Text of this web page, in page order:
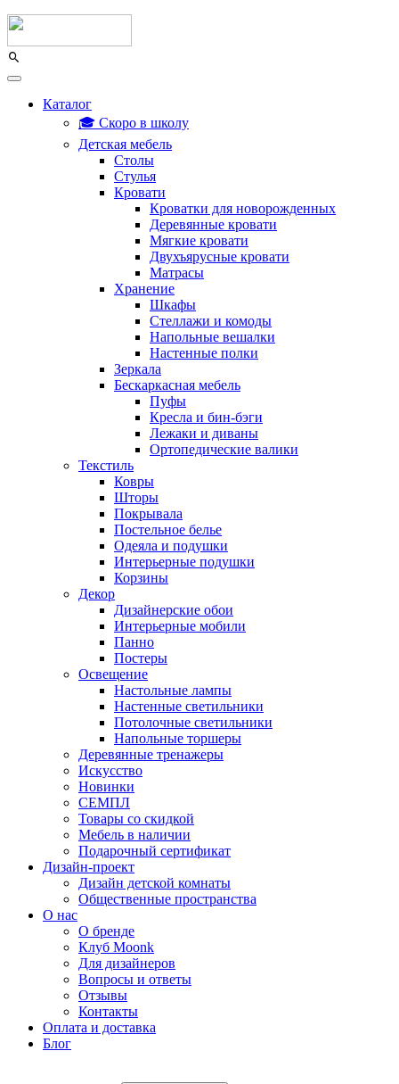
Каталог
🎓 Скоро в школу
Детская мебель
Столы
Стулья
Кровати
Кроватки для новорожденных
Деревянные кровати
Мягкие кровати
Двухъярусные кровати
Матрасы
Хранение
Шкафы
Стеллажи и комоды
Напольные вешалки
Настенные полки
Зеркала
Бескаркасная мебель
Пуфы
Кресла и бин-бэги
Лежаки и диваны
Ортопедические валики
Текстиль
Ковры
Шторы
Покрывала
Постельное белье
Одеяла и подушки
Интерьерные подушки
Корзины
Декор
Дизайнерские обои
Интерьерные мобили
Панно
Постеры
Освещение
Настольные лампы
Настенные светильники
Потолочные светильники
Напольные торшеры
Деревянные тренажеры
Искусство
Новинки
СЕМПЛ
Товары со скидкой
Мебель в наличии
Подарочный сертификат
Дизайн-проект
Дизайн детской комнаты
Общественные пространства
О нас
О бренде
Клуб Moonk
Для дизайнеров
Вопросы и ответы
Отзывы
Контакты
Оплата и доставка
Блог